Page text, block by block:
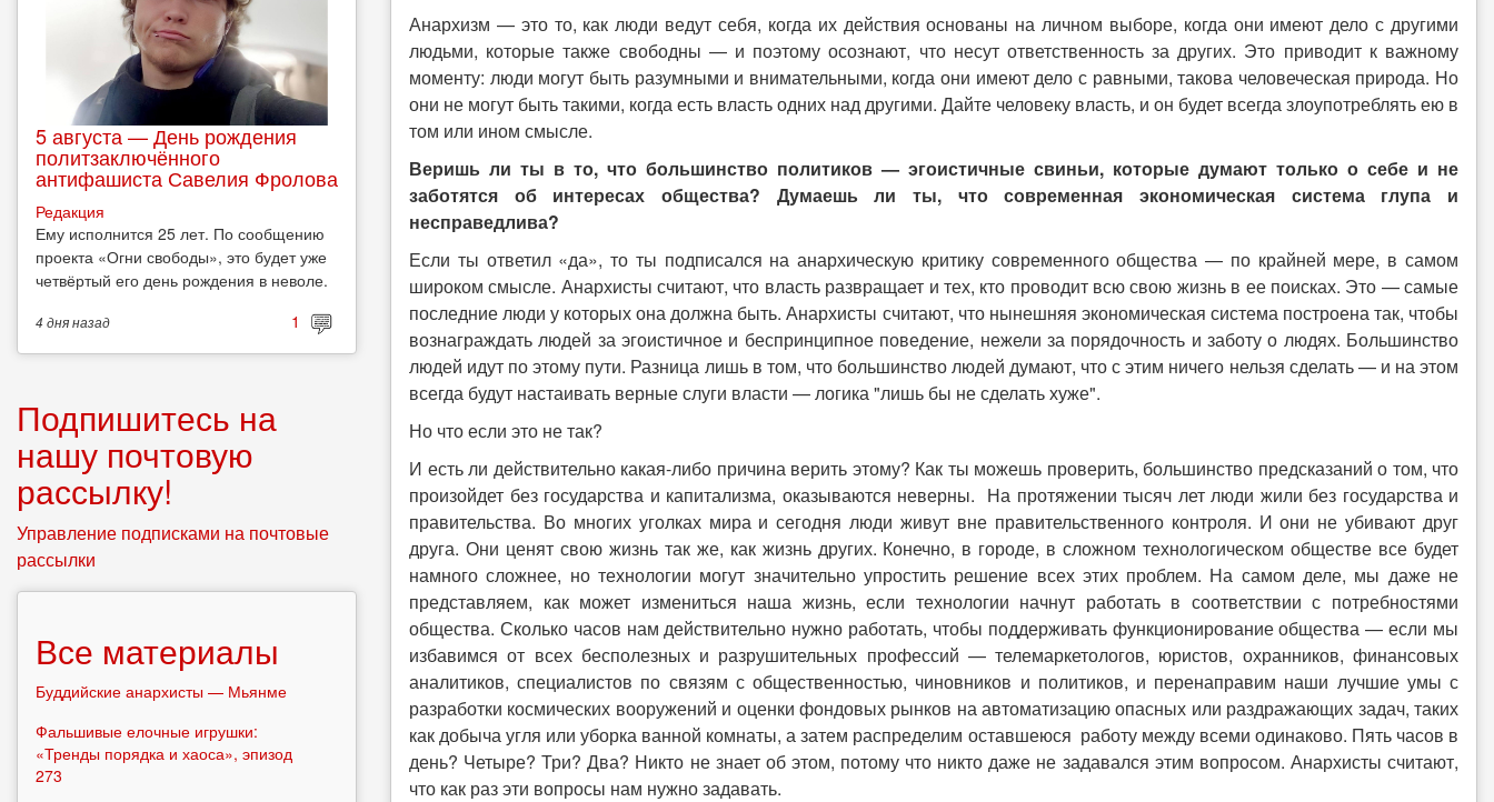
Анархизм — это то, как люди ведут себя, когда их действия основаны на личном выборе, когда они имеют дело с другими
людьми, которые также свободны — и поэтому осознают, что несут ответственность за других. Это приводит к важному
моменту: люди могут быть разумными и внимательными, когда они имеют дело с равными, такова человеческая природа. Но
они не могут быть такими, когда есть власть одних над другими. Дайте человеку власть, и он будет всегда злоупотреблять ею в
том или ином смысле.
Веришь ли ты в то, что большинство политиков — эгоистичные свиньи, которые думают только о себе и не
заботятся об интересах общества? Думаешь ли ты, что современная экономическая система глупа и
несправедлива?
Если ты ответил «да», то ты подписался на анархическую критику современного общества — по крайней мере, в самом
широком смысле. Анархисты считают, что власть развращает и тех, кто проводит всю свою жизнь в ее поисках. Это — самые
последние люди у которых она должна быть. Анархисты считают, что нынешняя экономическая система построена так, чтобы
вознаграждать людей за эгоистичное и беспринципное поведение, нежели за порядочность и заботу о людях. Большинство
людей идут по этому пути. Разница лишь в том, что большинство людей думают, что с этим ничего нельзя сделать — и на этом
всегда будут настаивать верные слуги власти — логика "лишь бы не сделать хуже".
Но что если это не так?
И есть ли действительно какая-либо причина верить этому? Как ты можешь проверить, большинство предсказаний о том, что
произойдет без государства и капитализма, оказываются неверны. На протяжении тысяч лет люди жили без государства и
правительства. Во многих уголках мира и сегодня люди живут вне правительственного контроля. И они не убивают друг
друга. Они ценят свою жизнь так же, как жизнь других. Конечно, в городе, в сложном технологическом обществе все будет
намного сложнее, но технологии могут значительно упростить решение всех этих проблем. На самом деле, мы даже не
представляем, как может измениться наша жизнь, если технологии начнут работать в соответствии с потребностями
общества. Сколько часов нам действительно нужно работать, чтобы поддерживать функционирование общества — если мы
избавимся от всех бесполезных и разрушительных профессий — телемаркетологов, юристов, охранников, финансовых
аналитиков, специалистов по связям с общественностью, чиновников и политиков, и перенаправим наши лучшие умы с
разработки космических вооружений и оценки фондовых рынков на автоматизацию опасных или раздражающих задач, таких
как добыча угля или уборка ванной комнаты, а затем распределим оставшеюся работу между всеми одинаково. Пять часов в
день? Четыре? Три? Два? Никто не знает об этом, потому что никто даже не задавался этим вопросом. Анархисты считают,
что как раз эти вопросы нам нужно задавать.
5 августа — День рождения
политзаключённого
антифашиста Савелия Фролова
Редакция
Ему исполнится 25 лет. По сообщению
проекта «Огни свободы», это будет уже
четвёртый его день рождения в неволе.
4 дняназад 1
Подпишитесь на
нашу почтовую
рассылку!
Управление подписками на почтовые
рассылки
Все материалы
Буддийские анархисты — Мьянме
Фальшивые елочные игрушки:
«Тренды порядка и хаоса», эпизод
273